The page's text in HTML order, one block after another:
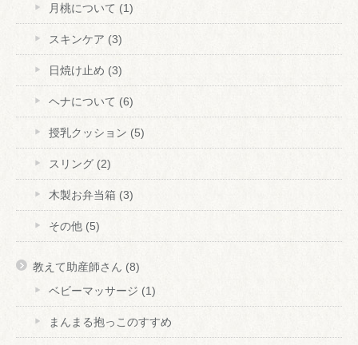
月桃について (1)
スキンケア (3)
日焼け止め (3)
ヘナについて (6)
授乳クッション (5)
スリング (2)
木製お弁当箱 (3)
その他 (5)
教えて助産師さん (8)
ベビーマッサージ (1)
まんまる抱っこのすすめ